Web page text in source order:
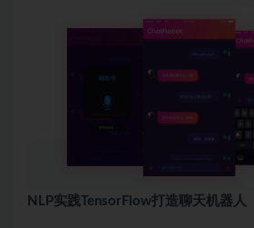
NLP实践TensorFlow打造聊天机器人